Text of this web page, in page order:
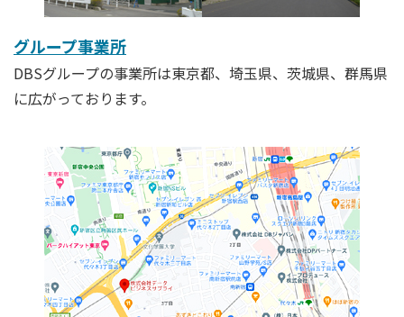
グループ事業所
DBSグループの事業所は東京都、埼玉県、茨城県、群馬県
に広がっております。